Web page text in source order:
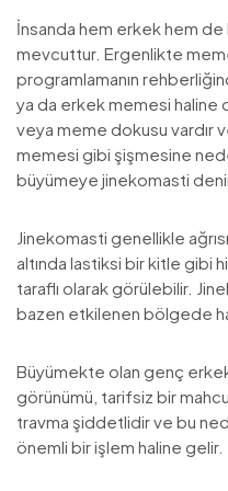
İnsanda hem erkek hem
mevcuttur. Ergenlikte
programlamanın
ya da erkek memesi haline
veya meme dokusu vardır
memesi gibi şişmesine
büyümeye jinekomasti
Jinekomasti genellikle
altında lastiksi bir kitle gibi
taraflı olarak görülebilir.
bazen etkilenen bölgede
Büyümekte olan genç
görünümü, tarifsiz bir
travma şiddetlidir ve bu
önemli bir işlem haline gelir.